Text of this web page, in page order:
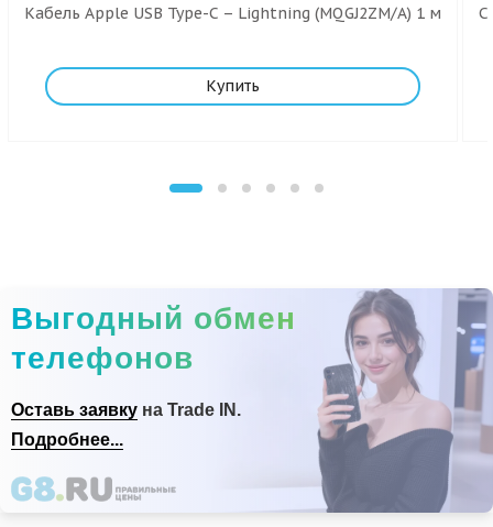
Кабель Apple USB Type-C – Lightning (MQGJ2ZM/A) 1 м
Купить
Выгодный обмен
телефонов
Оставь заявку на Trade IN.
Подробнее...